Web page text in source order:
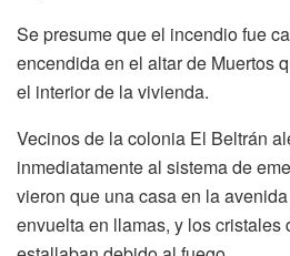
Se presume que el incendio fue
encendida en el altar de Muertos
el interior de la vivienda.
Vecinos de la colonia El Beltrán
inmediatamente al sistema de
vieron que una casa en la
envuelta en llamas, y los cristales